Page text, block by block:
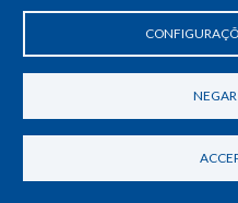
Horário de
Política
Revogar